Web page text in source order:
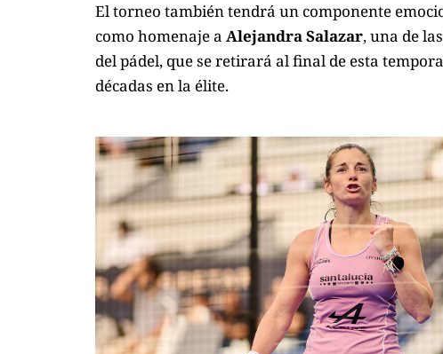
El torneo también tendrá un componente
como homenaje a Alejandra Salazar, una de
del pádel, que se retirará al final de esta
décadas en la élite.